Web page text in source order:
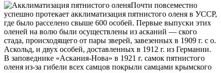
Почти повсеместно
успешно протекает акклиматизация пятнистого оленя в УССР,
где было расселено свыше 600 особей. Первые выпуски этих
оленей на волю были осуществлены из асканий — ского
стада, происходящего от пары зверей, завезенных в 1909 г. с о.
Аскольд, и двух особей, доставленных в 1912 г. из Германии.
В заповеднике «Аскания-Нова» в 1921 г. самок пятнистого
оленя из-за гибели всех самцов покрыли самцами крымского